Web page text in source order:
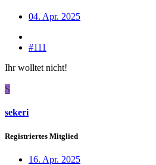
04. Apr. 2025
#111
Ihr wolltet nicht!
S
sekeri
Registriertes Mitglied
16. Apr. 2025